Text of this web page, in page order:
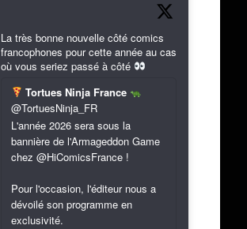
La très bonne nouvelle côté comics
francophones pour cette année au cas
où vous seriez passé à côté
Tortues Ninja France
@TortuesNinja_FR
L'année 2026 sera sous la
bannière de l'Armageddon Game
chez @HiComicsFrance !
Pour l'occasion, l'éditeur nous a
dévoilé son programme en
exclusivité.